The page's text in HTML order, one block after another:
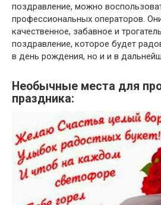
поздравление, можно
профессиональных операторов.
качественное, забавное и
поздравление, которое будет
в день рождения, но и и в
Необычные места для
праздника: